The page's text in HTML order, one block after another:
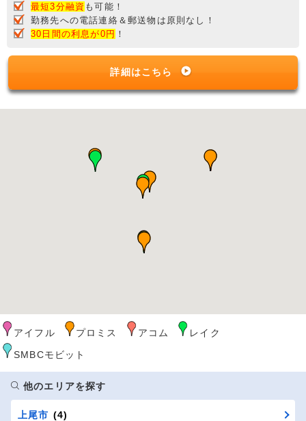
最短3分融資 も可能！
勤務先への電話連絡＆郵送物は原則なし！
30日間の利息が0円 ！
詳細はこちら
アイフル プロミス アコム
レイク
SMBCモビット
他のエリアを探す
上尾市 (4)